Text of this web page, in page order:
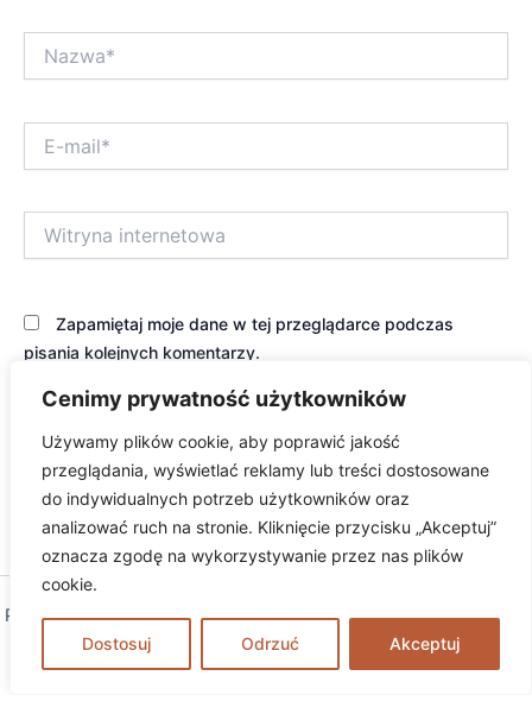
Cenimy prywatność użytkowników
Używamy plików cookie, aby poprawić jakość
przeglądania, wyświetlać reklamy lub treści dostosowane
do indywidualnych potrzeb użytkowników oraz
analizować ruch na stronie. Kliknięcie przycisku „Akceptuj”
oznacza zgodę na wykorzystywanie przez nas plików
cookie.
Dostosuj Odrzuć Akceptuj
mail*
internetowa
Zapamiętaj moje dane w tej przeglądarce podczas
pisania kolejnych komentarzy.
Prawa autorskie © 2026 excambium | Obsługiwane przezMotyw
Astra WordPress